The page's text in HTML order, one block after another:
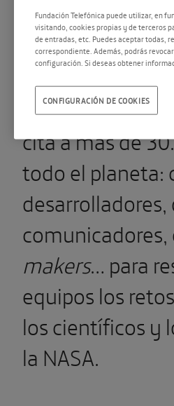
ElNASA
Challengees el
grande del
cita a más de
todo el planeta:
comunicadores,
makers… para
equipos los
los científicos y
la NASA.
Fundación Telefónica puede utilizar, en
visitando, cookies propias y de terceros
de entradas, etc. Puedes aceptar todas,
correspondiente. Además, podrás
configuración. Si deseas obtener
CONFIGURACIÓN DE COOKIES